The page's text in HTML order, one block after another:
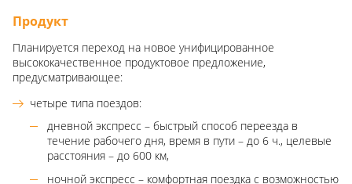
Продукт
Планируется переход на новое унифицированное
высококачественное продуктовое предложение,
предусматривающее:
четыре типа поездов:
дневной экспресс – быстрый способ переезда в
течение рабочего дня, время в пути – до 6 ч., целевые
расстояния – до 600 км,
ночной экспресс – комфортная поездка с возможностью